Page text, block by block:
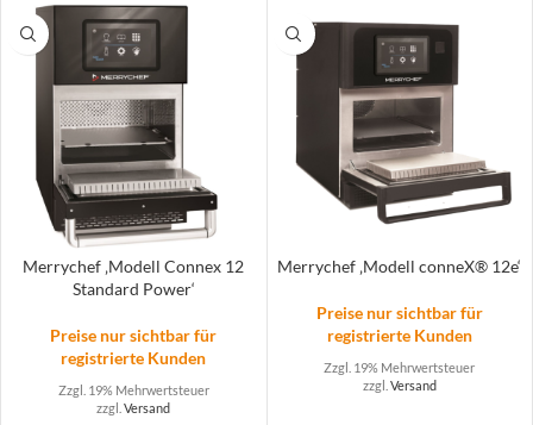
Merrychef ‚Modell Connex 12
Standard Power‘
Preise nur sichtbar für
registrierte Kunden
Zzgl. 19% Mehrwertsteuer
zzgl.Versand
Merrychef ‚Modell conneX® 12e‘
Preise nur sichtbar für
registrierte Kunden
Zzgl. 19% Mehrwertsteuer
zzgl. Versand